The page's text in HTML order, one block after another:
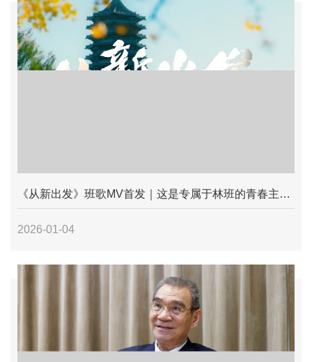
《从新出发》班歌MV首发｜这是专属于林班的青春主题曲
2026-01-04